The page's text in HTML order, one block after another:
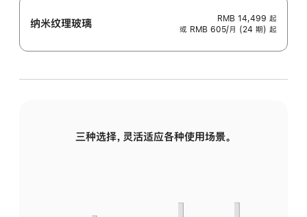
纳米纹理玻璃 RMB 14,499 起
或 RMB 605/月 (24 期) 起
三种选择，灵活适应各种使用场景。